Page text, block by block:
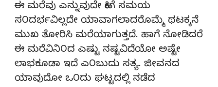
ಈ ಮರೆವು ಎನ್ನುವುದೇ ಹೀಗೆ ಸಮಯ
ಸ೦ದರ್ಭವಿಲ್ಲದೇ ಯಾವಾಗಲಾದರೊಮ್ಮೆ ಥಟಕ್ಕನೆ
ಮುಖ ತೋರಿಸಿ ಮರೆಯಾಗುತ್ತದೆ. ಹಾಗೆ ನೋಡಿದರೆ
ಈ ಮರೆವಿನಿ೦ದ ಎಷ್ಟು ನಷ್ಟವಿದೆಯೋ ಅಷ್ಟೇ
ಲಾಭಕೂಡಾ ಇದೆ ಎ೦ಬುದು ಸತ್ಯ. ಜೀವನದ
ಯಾವುದೋ ಒ೦ದು ಘಟ್ಟದಲ್ಲಿ ನಡೆದ